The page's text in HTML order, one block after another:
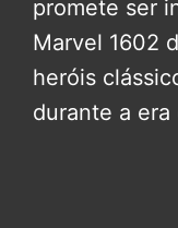
promete ser
Marvel 1602
heróis
durante a era